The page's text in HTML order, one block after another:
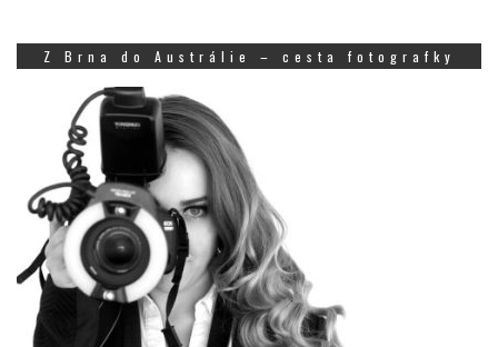
Z Brna do Austrálie – cesta fotografky